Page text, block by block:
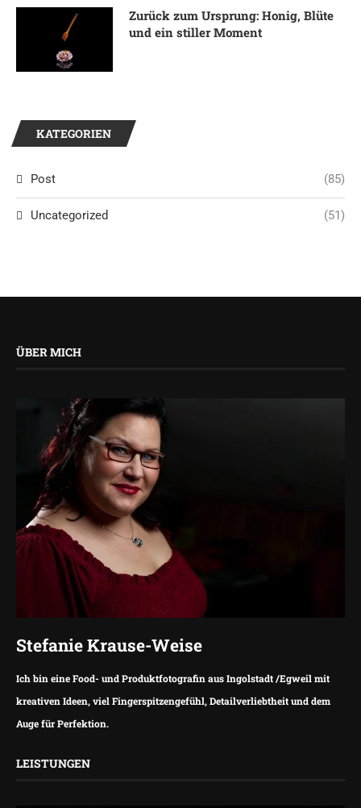
Zurück zum Ursprung: Honig, Blüte
und ein stiller Moment
KATEGORIEN
Post (85)
Uncategorized (51)
ÜBER MICH
Stefanie Krause-Weise
Ich bin eine Food- und Produktfotografin aus Ingolstadt /Egweil mit
kreativen Ideen, viel Fingerspitzengefühl, Detailverliebtheit und dem
Auge für Perfektion.
LEISTUNGEN